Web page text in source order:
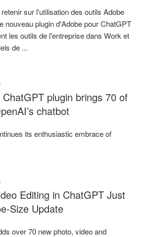
sur l'utilisation des outils Adobe
nouveau plugin d'Adobe pour ChatGPT
les outils de l'entreprise dans Work et
de ...
ChatGPT plugin brings 70 of
chatbot
its enthusiastic embrace of
Editing in ChatGPT Just
Size Update
over 70 new photo, video and